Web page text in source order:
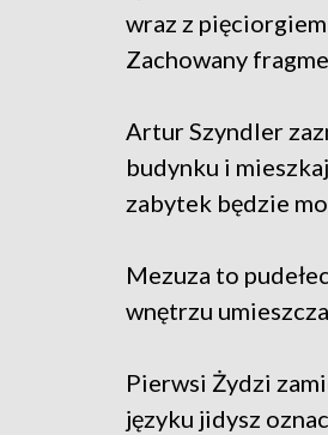
wraz z
Zachowany
Artur Szyndler
budynku i
zabytek będzie
Mezuza to
wnętrzu
Pierwsi Żydzi
języku jidysz